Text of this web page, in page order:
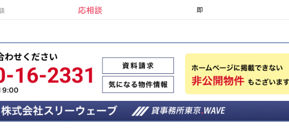
応相談 即